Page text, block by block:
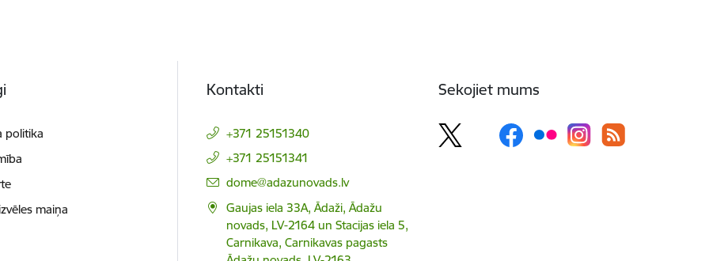
politika
maiņa
Kontakti
+371 25151340
+371 25151341
E-pasts:
dome@adazunovads.lv
Gaujas iela 33A, Ādaži, Ādažu
novads, LV-2164 un Stacijas iela 5,
Carnikava, Carnikavas pagasts
Sekojiet mums